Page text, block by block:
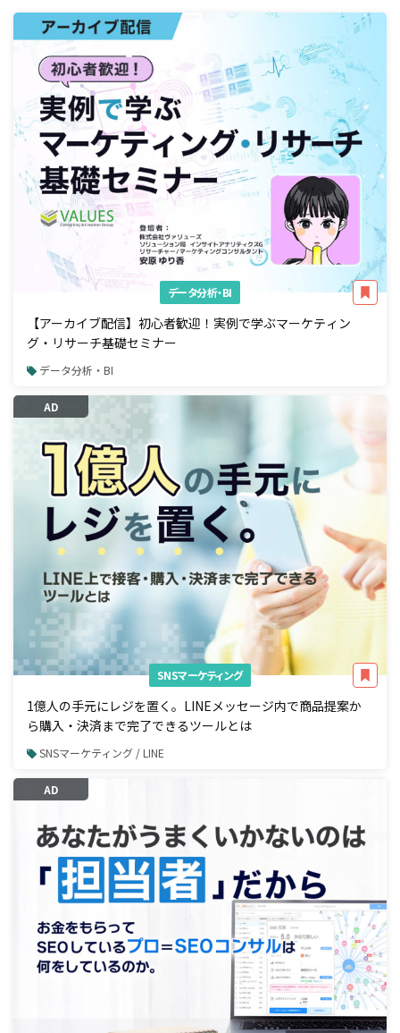
データ分析・BI
【アーカイブ配信】初心者歓迎！実例で学ぶマーケティン
グ・リサーチ基礎セミナー
データ分析・BI
AD
SNSマーケティング
1億人の手元にレジを置く。LINEメッセージ内で商品提案か
ら購入・決済まで完了できるツールとは
SNSマーケティング / LINE
AD